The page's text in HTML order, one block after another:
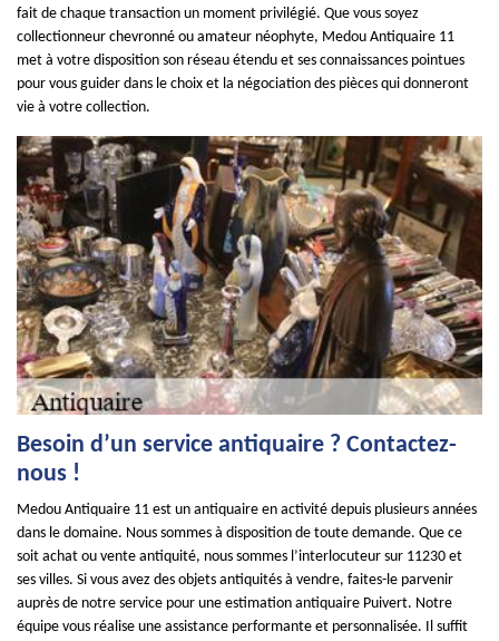
fait de chaque transaction un moment privilégié. Que vous soyez
collectionneur chevronné ou amateur néophyte, Medou Antiquaire 11
met à votre disposition son réseau étendu et ses connaissances pointues
pour vous guider dans le choix et la négociation des pièces qui donneront
vie à votre collection.
Besoin d’un service antiquaire ? Contactez-
nous !
Medou Antiquaire 11 est un antiquaire en activité depuis plusieurs années
dans le domaine. Nous sommes à disposition de toute demande. Que ce
soit achat ou vente antiquité, nous sommes l’interlocuteur sur 11230 et
ses villes. Si vous avez des objets antiquités à vendre, faites-le parvenir
auprès de notre service pour une estimation antiquaire Puivert. Notre
équipe vous réalise une assistance performante et personnalisée. Il suffit